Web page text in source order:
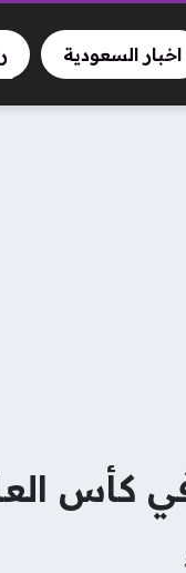
اخبار السعودية
كأس